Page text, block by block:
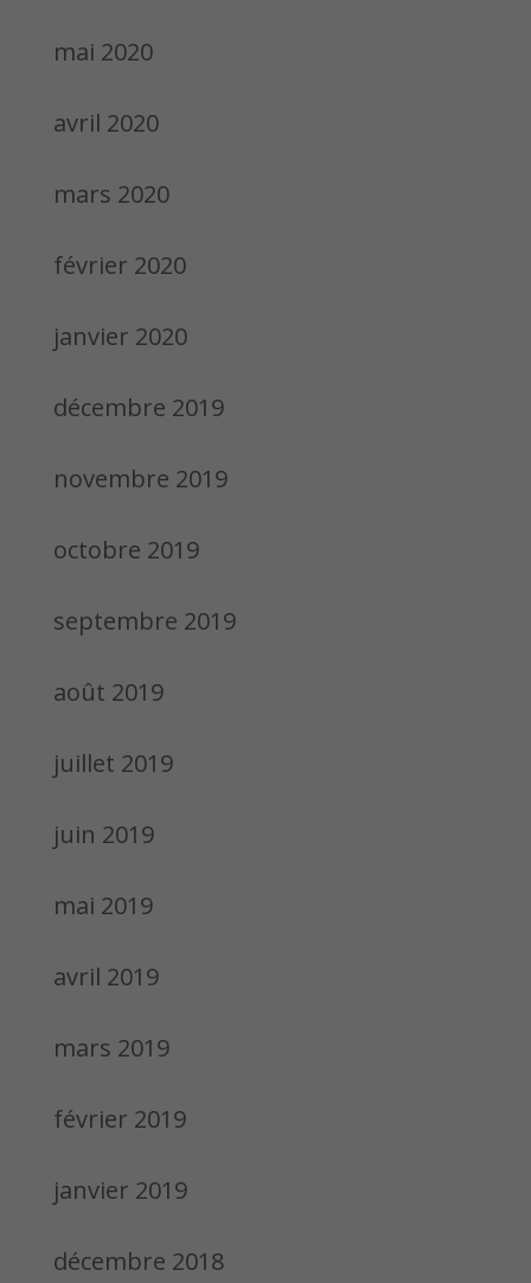
mai 2020
avril 2020
mars 2020
février 2020
janvier 2020
décembre 2019
novembre 2019
octobre 2019
septembre 2019
août 2019
juillet 2019
juin 2019
mai 2019
avril 2019
mars 2019
février 2019
janvier 2019
décembre 2018